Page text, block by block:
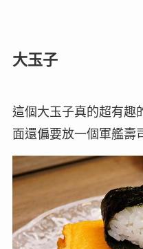
大玉子
這個大玉子真的超有趣
面還偏要放一個軍艦壽